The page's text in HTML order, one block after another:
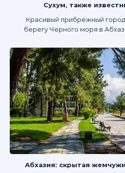
Сухум, также
Красивый прибрежный
берегу Черного моря в
Абхазия: скрытая